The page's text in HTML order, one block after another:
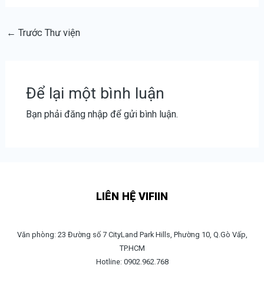
← Trước Thư viện
Để lại một bình luận
Bạn phải đăng nhậpđể gửi bình luận.
LIÊN HỆ VIFIIN
Văn phòng: 23 Đường số 7 CityLand Park Hills, Phường 10, Q.Gò Vấp,
TP.HCM
Hotline: 0902.962.768